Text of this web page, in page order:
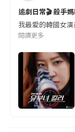
追劇日常🎬 殺手
我最愛的韓國女
閱讀更多